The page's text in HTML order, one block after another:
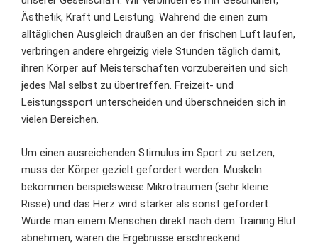
Ästhetik, Kraft und Leistung. Während die einen zum
alltäglichen Ausgleich draußen an der frischen Luft laufen,
verbringen andere ehrgeizig viele Stunden täglich damit,
ihren Körper auf Meisterschaften vorzubereiten und sich
jedes Mal selbst zu übertreffen. Freizeit- und
Leistungssport unterscheiden und überschneiden sich in
vielen Bereichen.
Um einen ausreichenden Stimulus im Sport zu setzen,
muss der Körper gezielt gefordert werden. Muskeln
bekommen beispielsweise Mikrotraumen (sehr kleine
Risse) und das Herz wird stärker als sonst gefordert.
Würde man einem Menschen direkt nach dem Training Blut
abnehmen, wären die Ergebnisse erschreckend.